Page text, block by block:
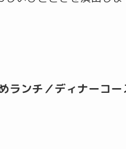
ランチ／ディナーコー